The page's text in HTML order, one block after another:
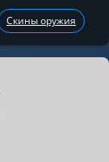
Скины оружия